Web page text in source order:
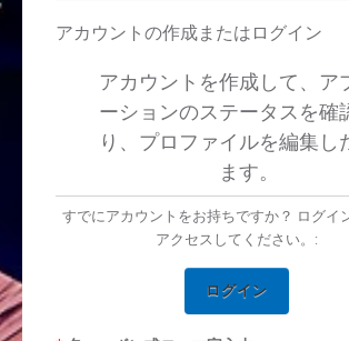
アカウントの作成またはログイン
アカウントを作成して、ア
ーションのステータスを確
り、プロファイルを編集し
ます。
すでにアカウントをお持ちですか？ ログイ
アクセスしてください。:
ログイン